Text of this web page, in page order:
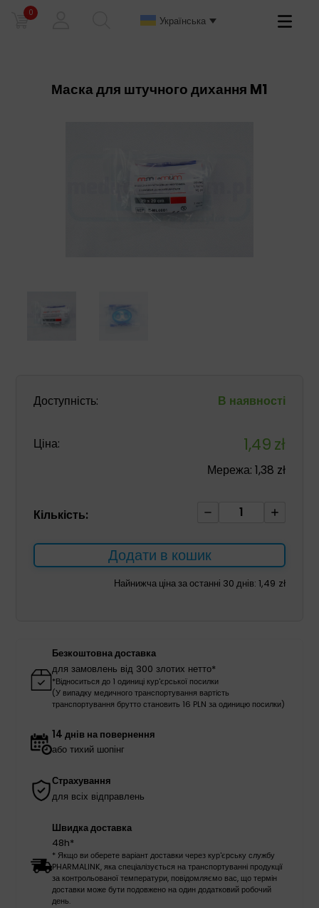
0
Українська
Primary
Маска для штучного дихання M1
Доступність: В наявності
Ціна: 1,49zł
Мережа: 1,38 zł
Кількість:
Маска
штучного
M1
Додати в кошик
Найнижча ціна за останні 30 днів: 1,49 zł
Безкоштовна доставка
для замовлень від 300 злотих нетто*
*Відноситься до 1 одиниці кур'єрської посилки
(У випадку медичного транспортування вартість
транспортування брутто становить 16 PLN за одиницю посилки)
14 днів на повернення
або тихий шопінг
Страхування
для всіх відправлень
Швидка доставка
48h*
* Якщо ви оберете варіант доставки через кур'єрську службу
PHARMALINK, яка спеціалізується на транспортуванні продукції
за контрольованої температури, повідомляємо вас, що термін
доставки може бути подовжено на один додатковий робочий
день.